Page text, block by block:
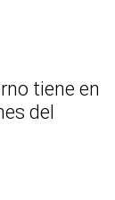
tiene en
del